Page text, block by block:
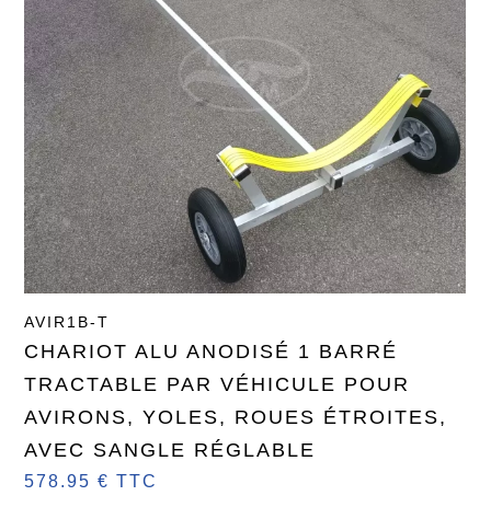
AVIR1B-T
CHARIOT ALU ANODISÉ 1 BARRÉ
TRACTABLE PAR VÉHICULE POUR
AVIRONS, YOLES, ROUES ÉTROITES,
AVEC SANGLE RÉGLABLE
578.95 € TTC